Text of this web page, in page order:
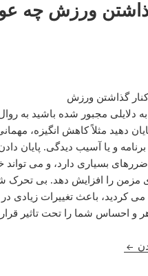
ورزش چه
گذاشتن ورزش
دلایلی مجبور شده باشید به
دهید مثلاً کاهش انگیزه،
و یا آسیب دیدگی. پایان
بسیاری دارد، و می تواند
مزمن را افزایش دهد. بی تحرک
می کردید، باعث تغییرات زیادی
و احساس شما را تحت تاثیر
کنار گذاشتن ورزش چه عوارضی